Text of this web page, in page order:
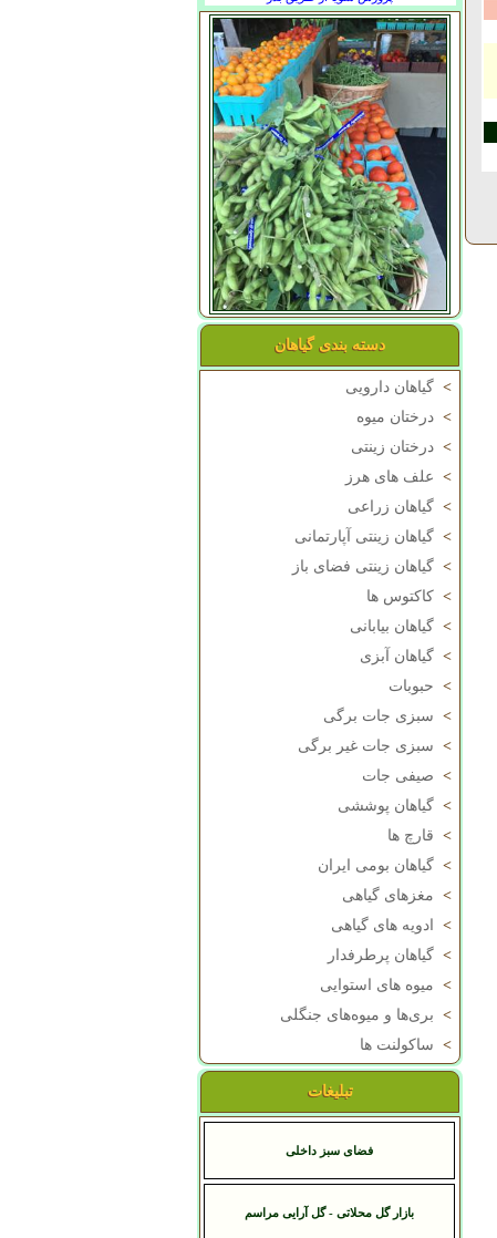
دسته بندی گیاهان
> گیاهان دارویی
> درختان میوه
> درختان زینتی
> علف های هرز
> گیاهان زراعی
> گیاهان زینتی آپارتمانی
> گیاهان زینتی فضای باز
> کاکتوس ها
> گیاهان بیابانی
> گیاهان آبزی
> حبوبات
> سبزی جات برگی
> سبزی جات غیر برگی
> صیفی جات
> گیاهان پوششی
> قارچ ها
> گیاهان بومی ایران
> مغزهای گیاهی
>
ادویه های گیاهی
> گیاهان پرطرفدار
> میوه های استوایی
> بری‌ها و میوه‌های جنگلی
> ساکولنت ها
تبلیغات
فضای سبز داخلی
بازار گل محلاتی - گل آرایی مراسم